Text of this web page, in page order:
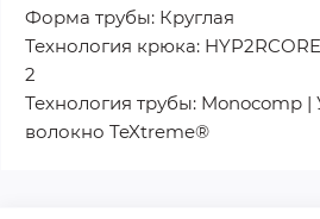
Форма трубы: Круглая
Технология крюка:
2
Технология трубы: Monocomp |
волокно TeXtreme®